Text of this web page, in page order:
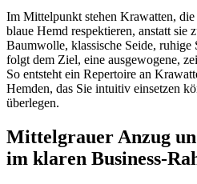
Im Mittelpunkt stehen Krawatten,
blaue Hemd respektieren, anstatt sie
Baumwolle, klassische Seide, ruhige
folgt dem Ziel, eine ausgewogene,
So entsteht ein Repertoire an
Hemden, das Sie intuitiv einsetzen
überlegen.
Mittelgrauer Anzug
im klaren Business-